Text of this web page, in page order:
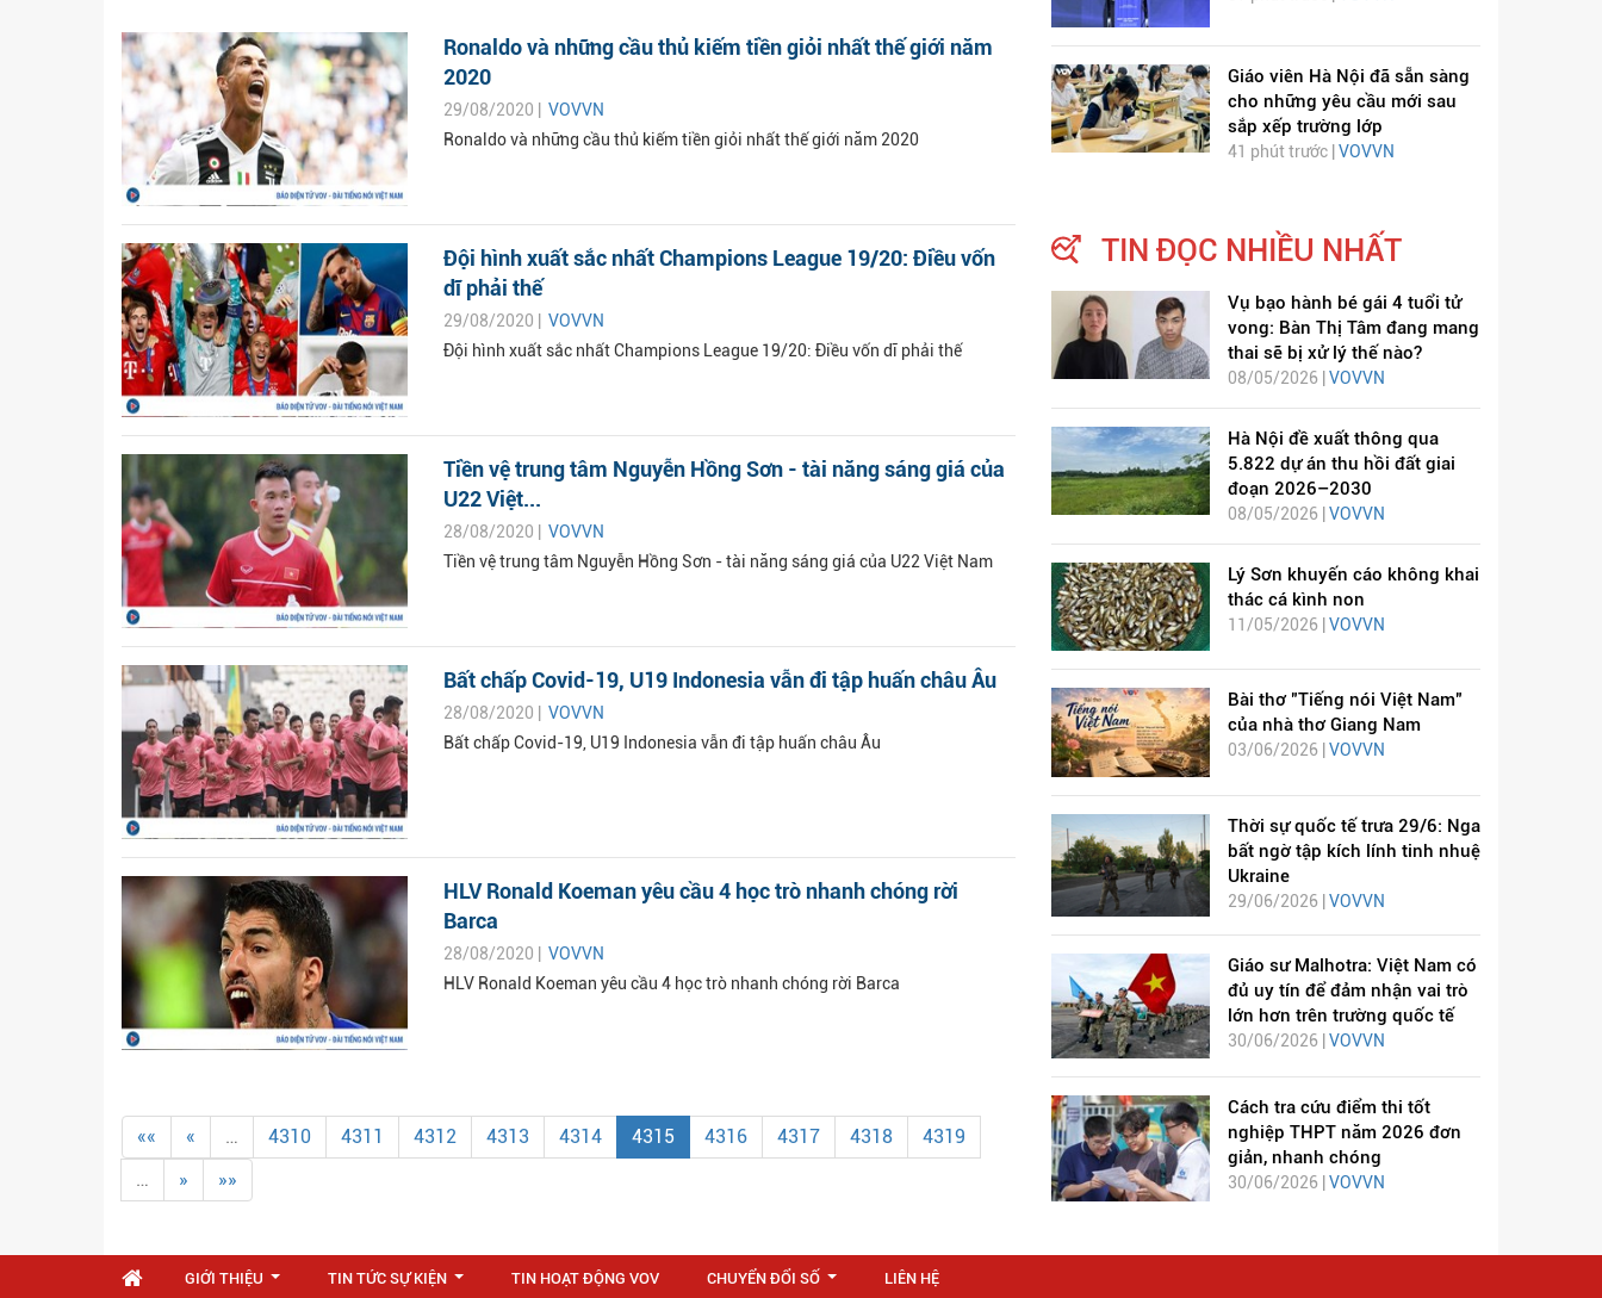
Ronaldo và những cầu thủ kiếm tiền giỏi nhất thế giới năm
2020
29/08/2020 | VOVVN
Ronaldo và những cầu thủ kiếm tiền giỏi nhất thế giới năm 2020
Đội hình xuất sắc nhất Champions League 19/20: Điều vốn
dĩ phải thế
29/08/2020 | VOVVN
Đội hình xuất sắc nhất Champions League 19/20: Điều vốn dĩ phải thế
Tiền vệ trung tâm Nguyễn Hồng Sơn - tài năng sáng giá của
U22 Việt...
28/08/2020 | VOVVN
Tiền vệ trung tâm Nguyễn Hồng Sơn - tài năng sáng giá của U22 Việt Nam
Bất chấp Covid-19, U19 Indonesia vẫn đi tập huấn châu Âu
28/08/2020 | VOVVN
Bất chấp Covid-19, U19 Indonesia vẫn đi tập huấn châu Âu
HLV Ronald Koeman yêu cầu 4 học trò nhanh chóng rời
Barca
28/08/2020 | VOVVN
HLV Ronald Koeman yêu cầu 4 học trò nhanh chóng rời Barca
«« « … 4310 4311 4312 4313 4314 4315 4316 4317 4318
4319
…
» »»
Giáo viên Hà Nội đã sẵn sàng
cho những yêu cầu mới sau
sắp xếp trường lớp
41 phút trước | VOVVN
TIN ĐỌC NHIỀU NHẤT
Vụ bạo hành bé gái 4 tuổi tử
vong: Bàn Thị Tâm đang mang
thai sẽ bị xử lý thế nào?
08/05/2026 | VOVVN
Hà Nội đề xuất thông qua
5.822 dự án thu hồi đất giai
đoạn 2026–2030
08/05/2026 | VOVVN
Lý Sơn khuyến cáo không khai
thác cá kình non
11/05/2026 | VOVVN
Bài thơ "Tiếng nói Việt Nam"
của nhà thơ Giang Nam
03/06/2026 | VOVVN
Thời sự quốc tế trưa 29/6: Nga
bất ngờ tập kích lính tinh nhuệ
Ukraine
29/06/2026 |VOVVN
Giáo sư Malhotra: Việt Nam có
đủ uy tín để đảm nhận vai trò
lớn hơn trên trường quốc tế
30/06/2026 | VOVVN
Cách tra cứu điểm thi tốt
nghiệp THPT năm 2026 đơn
giản, nhanh chóng
30/06/2026 | VOVVN
GIỚI THIỆU TIN TỨC SỰ KIỆN TIN HOẠT ĐỘNG VOV CHUYỂN ĐỔI SỐ LIÊN HỆ